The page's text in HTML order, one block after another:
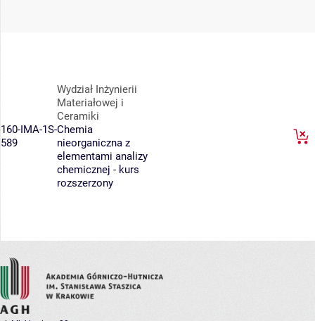
160-IMA-1S-
589
Wydział Inżynierii
Materiałowej i
Ceramiki
Chemia
nieorganiczna z
elementami analizy
chemicznej - kurs
rozszerzony